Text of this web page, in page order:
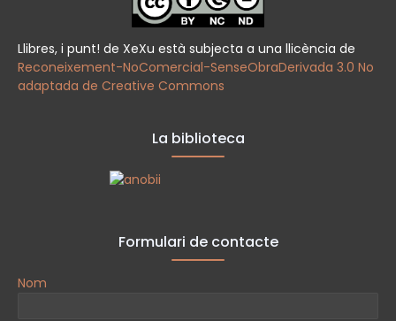
Llibres, i punt! de XeXu està subjecta a una llicència de
Reconeixement-NoComercial-SenseObraDerivada 3.0 No
adaptada de Creative Commons
La biblioteca
Formulari de contacte
Nom